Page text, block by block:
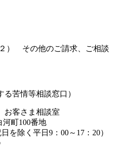
） その他のご請求、ご相談
る苦情等相談窓口）
客さま相談室
町100番地
を除く平日9：00～17：20）